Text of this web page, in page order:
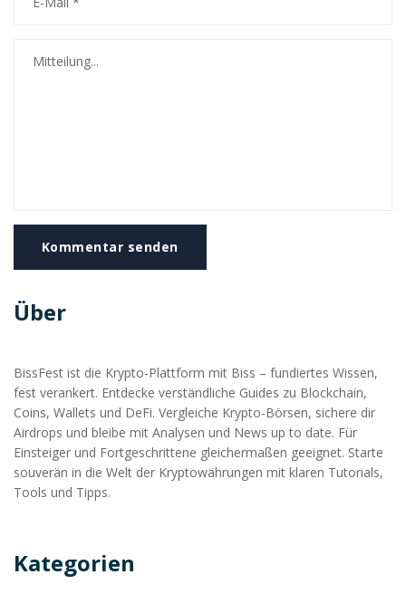
Kommentar senden
Über
BissFest ist die Krypto-Plattform mit Biss – fundiertes Wissen,
fest verankert. Entdecke verständliche Guides zu Blockchain,
Coins, Wallets und DeFi. Vergleiche Krypto-Börsen, sichere dir
Airdrops und bleibe mit Analysen und News up to date. Für
Einsteiger und Fortgeschrittene gleichermaßen geeignet. Starte
souverän in die Welt der Kryptowährungen mit klaren Tutorials,
Tools und Tipps.
Kategorien